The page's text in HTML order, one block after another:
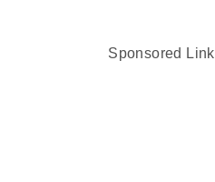
Sponsored Link